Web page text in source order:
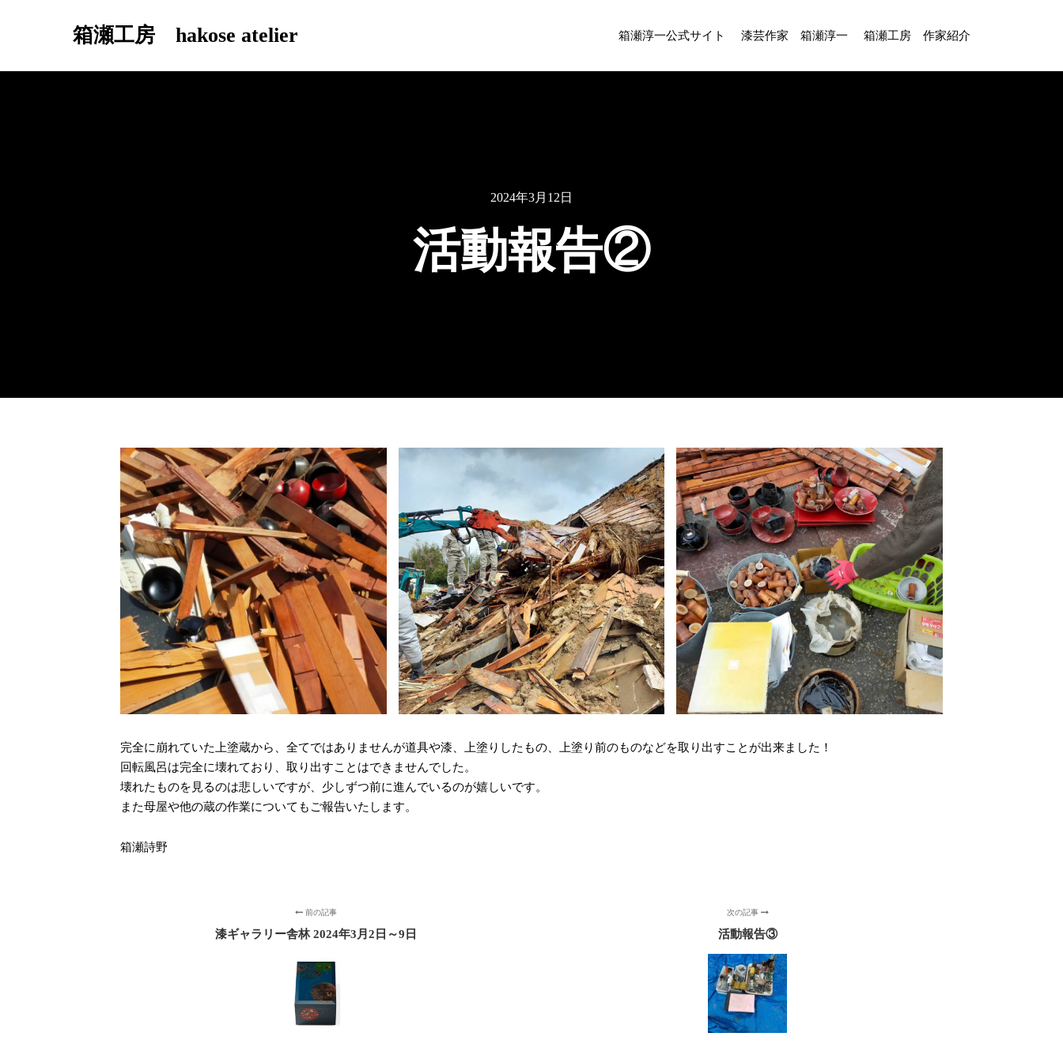
箱瀬工房 hakose atelier 箱瀬淳一公式サイト 漆芸作家 箱瀬淳一 箱瀬工房 作家紹介
2024年3月12日
活動報告②
完全に崩れていた上塗蔵から、全てではありませんが道具や漆、上塗りしたもの、上塗り前のものなどを取り出すことが出来ました！
回転風呂は完全に壊れており、取り出すことはできませんでした。
壊れたものを見るのは悲しいですが、少しずつ前に進んでいるのが嬉しいです。
また母屋や他の蔵の作業についてもご報告いたします。
箱瀬詩野
前の記事
漆ギャラリー舎林 2024年3月2日～9日
次の記事
活動報告③